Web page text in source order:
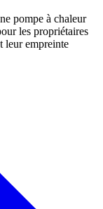
pompe à chaleur
les propriétaires
leur empreinte